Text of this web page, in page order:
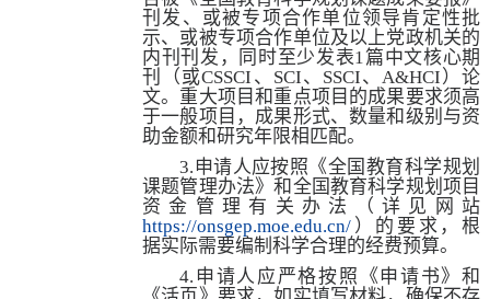
刊发、或被专项合作单位领导肯定性批
示、或被专项合作单位及以上党政机关的
内刊刊发，同时至少发表1篇中文核心期
刊（或CSSCI 、 SCI、 SSCI、 A&HCI）论
文。重大项目和重点项目的成果要求须高
于一般项目，成果形式、数量和级别与资
助金额和研究年限相匹配。
3. 申请人应按照《全国教育科学规划
课题管理办法》和全国教育科学规划项目
资金管理有关办法（详见网站
https://onsgep.moe.edu.cn/ ）的要求，根
据实际需要编制科学合理的经费预算。
4. 申请人应严格按照《申请书》和